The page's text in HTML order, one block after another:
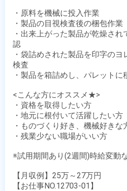
・原料を機械に投入作業
・製品の目視検査後の梱包作業
・出来上がった製品が乾燥さ
認
・袋詰めされた製品を印字の
検査
・製品を箱詰めし、パレットに
<こんな方にオススメ★>
・資格を取得したい方
・地元に根付いて活躍したい方
・ものづくり好き、機械好きな
・残業少ない職場がいい方
※試用期間あり(2週間)時給変動
【月収例】25万～27万円
【お仕事NO.12703-01】